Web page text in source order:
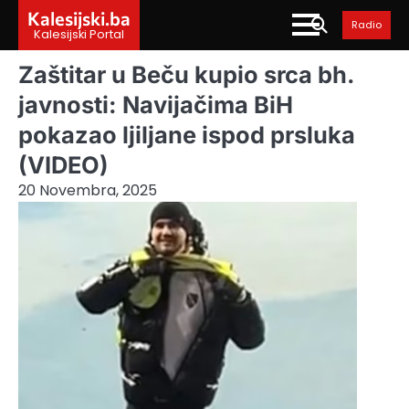
content
Kalesijski.ba
Kalesijski Portal
Radio
Zaštitar u Beču kupio srca bh.
javnosti: Navijačima BiH
pokazao ljiljane ispod prsluka
(VIDEO)
20 Novembra, 2025